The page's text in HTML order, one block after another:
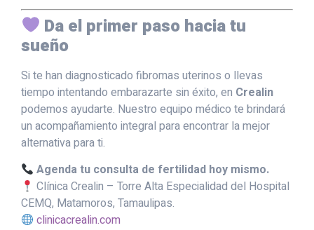
Da el primer paso hacia tu
sueño
Si te han diagnosticado fibromas uterinos o llevas
tiempo intentando embarazarte sin éxito, en Crealin
podemos ayudarte. Nuestro equipo médico te brindará
un acompañamiento integral para encontrar la mejor
alternativa para ti.
Agenda tu consulta de fertilidad hoy mismo.
Clínica Crealin – Torre Alta Especialidad del Hospital
CEMQ, Matamoros, Tamaulipas.
clinicacrealin.com